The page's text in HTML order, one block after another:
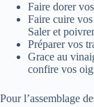
Faire dorer
Faire cuire
Saler et
Préparer vos
Grace au
confire vos
Pour l’assemblage